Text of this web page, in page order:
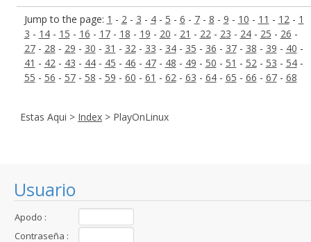
Usuario
Apodo :
Contraseña :
Jump to the page: 1 - 2- 3 - 4- 5 - 6 - 7- 8 - 9 - 10 - 11 - 12- 1
3 - 14- 15 - 16 - 17- 18 - 19 - 20 - 21 - 22- 23 - 24- 25 - 26 -
27- 28 - 29 - 30 - 31 - 32- 33 - 34- 35 - 36 - 37- 38 - 39 - 40 -
41 - 42- 43 - 44- 45 - 46 - 47- 48 - 49 - 50 - 51 - 52- 53 - 54-
55 - 56 - 57- 58 - 59 - 60 - 61 - 62- 63 - 64- 65 - 66 - 67- 68
Estas Aqui > Index > PlayOnLinux